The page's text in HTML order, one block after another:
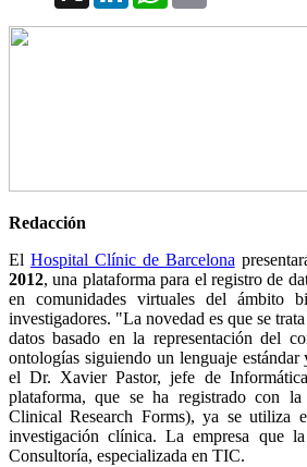
Redacción
El Hospital Clínic de Barcelona
2012, una plataforma para el registro de
en comunidades virtuales del ámbito
investigadores. "La novedad es que se
datos basado en la representación del
ontologías siguiendo un lenguaje
el Dr. Xavier Pastor, jefe de
plataforma, que se ha registrado con
Clinical Research Forms), ya se utiliza
investigación clínica. La empresa que
Consultoría, especializada en TIC.